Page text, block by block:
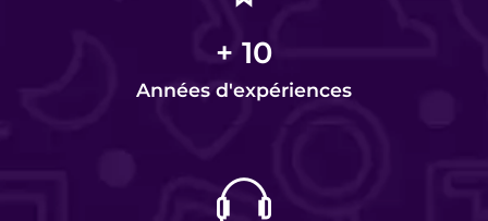
+ 10
Années d'expériences